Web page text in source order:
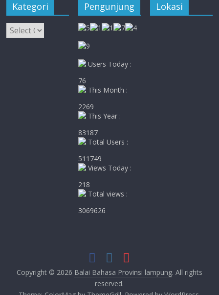
Kategori
Kategori
Pengunjung
Users Today :
76
This Month :
2269
This Year :
83187
Total Users :
511749
Views Today :
218
Total views :
3069626
Lokasi
Copyright © 2026 Balai Bahasa Provinsi lampung. All rights
reserved.